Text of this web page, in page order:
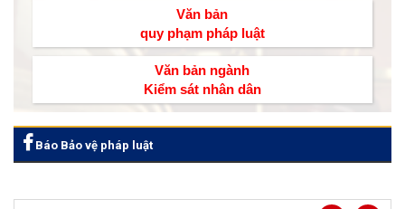
Văn bản
quy phạm pháp luật
Văn bản ngành
Kiểm sát nhân dân
Báo Bảo vệ pháp luật